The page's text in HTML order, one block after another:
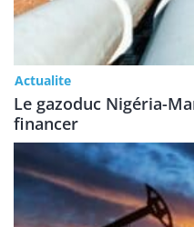
Actualite
Le gazoduc Nigéria-
financer